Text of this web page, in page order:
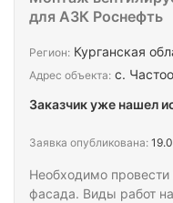
Необходимо
фасада. Виды работ
для АЗК Роснефть
Регион: Курганская
Адрес объекта: с.
Заказчик уже нашел
Заявка опубликована: